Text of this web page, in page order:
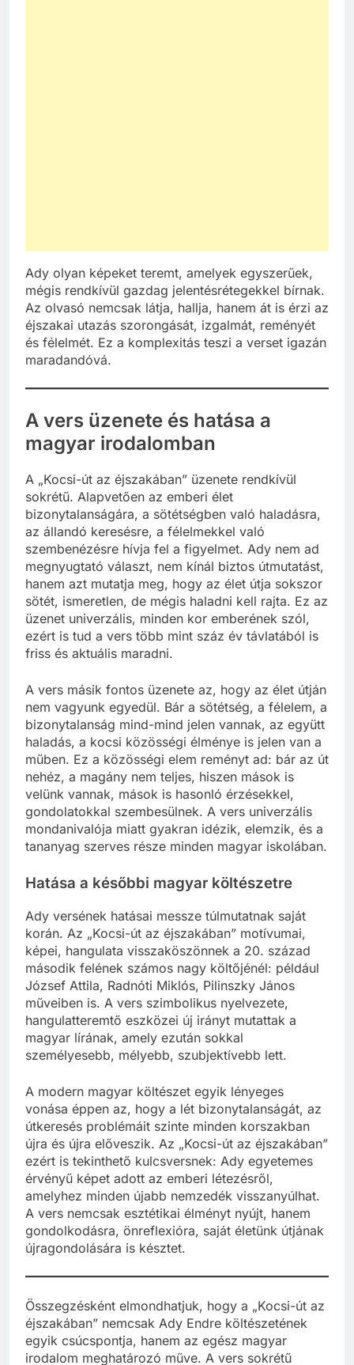
Ady olyan képeket teremt, amelyek egyszerűek,
mégis rendkívül gazdag jelentésrétegekkel bírnak.
Az olvasó nemcsak látja, hallja, hanem át is érzi az
éjszakai utazás szorongását, izgalmát, reményét
és félelmét. Ez a komplexitás teszi a verset igazán
maradandóvá.
A vers üzenete és hatása a
magyar irodalomban
A „Kocsi-út az éjszakában” üzenete rendkívül
sokrétű. Alapvetően az emberi élet
bizonytalanságára, a sötétségben való haladásra,
az állandó keresésre, a félelmekkel való
szembenézésre hívja fel a figyelmet. Ady nem ad
megnyugtató választ, nem kínál biztos útmutatást,
hanem azt mutatja meg, hogy az élet útja sokszor
sötét, ismeretlen, de mégis haladni kell rajta. Ez az
üzenet univerzális, minden kor emberének szól,
ezért is tud a vers több mint száz év távlatából is
friss és aktuális maradni.
A vers másik fontos üzenete az, hogy az élet útján
nem vagyunk egyedül. Bár a sötétség, a félelem, a
bizonytalanság mind-mind jelen vannak, az együtt
haladás, a kocsi közösségi élménye is jelen van a
műben. Ez a közösségi elem reményt ad: bár az út
nehéz, a magány nem teljes, hiszen mások is
velünk vannak, mások is hasonló érzésekkel,
gondolatokkal szembesülnek. A vers univerzális
mondanivalója miatt gyakran idézik, elemzik, és a
tananyag szerves része minden magyar iskolában.
Hatása a későbbi magyar költészetre
Ady versének hatásai messze túlmutatnak saját
korán. Az „Kocsi-út az éjszakában” motívumai,
képei, hangulata visszaköszönnek a 20. század
második felének számos nagy költőjénél: például
József Attila, Radnóti Miklós, Pilinszky János
műveiben is. A vers szimbolikus nyelvezete,
hangulatteremtő eszközei új irányt mutattak a
magyar lírának, amely ezután sokkal
személyesebb, mélyebb, szubjektívebb lett.
A modern magyar költészet egyik lényeges
vonása éppen az, hogy a lét bizonytalanságát, az
útkeresés problémáit szinte minden korszakban
újra és újra előveszik. Az „Kocsi-út az éjszakában”
ezért is tekinthető kulcsversnek: Ady egyetemes
érvényű képet adott az emberi létezésről,
amelyhez minden újabb nemzedék visszanyúlhat.
A vers nemcsak esztétikai élményt nyújt, hanem
gondolkodásra, önreflexióra, saját életünk útjának
újragondolására is késztet.
Összegzésként elmondhatjuk, hogy a „Kocsi-út az
éjszakában” nemcsak Ady Endre költészetének
egyik csúcspontja, hanem az egész magyar
irodalom meghatározó műve. A vers sokrétű